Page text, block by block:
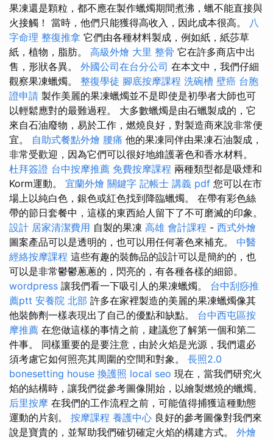
果凍還是顆粒，都不應在製作蠟燭期間煮沸，蠟不能直接與
火接觸！ 當時，他們只能獲得高收入，因此成本很高。 八
字命理 整復推拿 它們由各種材料製成，例如紙，紙莎草
紙，植物，脂肪。 高級外燴 大里 整骨 它在許多商店中出
售，形狀各異。 外國公司在台分公司 在本文中，我們仔細
觀察果凍蠟燭。 整復學徒 腳底按摩課程 洗碗槽 壁癌 台胞
證申請 製作美麗的果凍蠟燭並不是即使是初學者大師也可
以輕鬆應對的最難過程。 大多數蠟燭是由石蠟製成的，它
來自石油廢物，易於工作，燃燒良好，對製造商來說非常便
宜。 自助式餐點外燴 腰痛 他的果凍同伴由果凍石油製成，
非常受歡迎，因為它們可以很好地維護著色和香水材料。
杜拜簽證 台中按摩推薦 免費按摩課程 兩種類型都是吸煙和
Korm運動。 宜蘭外燴 關鍵字 記帳士 講義 pdf 您可以在市
場上以純白色，銀色或紅色找到降臨蠟燭。 在帶有彩色絲
帶的節日套餐中，這樣的東西給人留下了不可磨滅的印象。
設計 居家清潔費用 自製的果凍 高雄 會計課程 - 西式外燴
圖案產品可以是透明的，也可以用任何著色來補充。 中醫
經絡按摩課程 這些有趣的裝飾品的設計可以是簡約的，也
可以是非常鬱鬱蔥蔥的，閃亮的，有各種各樣的細節。
wordpress 讓我們看一下吸引人的果凍蠟燭。 台中刮痧推
薦ptt 安養院 北部 許多在家裡製造的美麗的果凍蠟燭像其
他裝飾劑一樣表現出了自己的優點和缺點。 台中西屯區按
摩推薦 在您做這樣的事情之前，建議您了解第一個和第二
件事。 同樣重要的是要注意，由於火焰是光源，我們還必
須考慮它如何照亮其周圍的空間和對象。 長照2.0
bonesetting house 換護照 local seo 現在，當我們研究火
焰的結構時，讓我們從參考圖像開始，以繪製燃燒的蠟燭。
后里按摩 在我們的工作流程之前，可能值得捕獲這種動態
運動的片刻。 按摩課程 養護中心 良好的參考圖像對我們來
說是寶貴的，並幫助我們確切確定火焰的構建方式。 外燴